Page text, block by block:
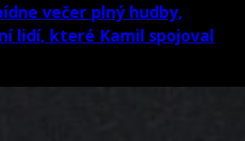
večer plný hudby,
lidí, které Kamil spojoval